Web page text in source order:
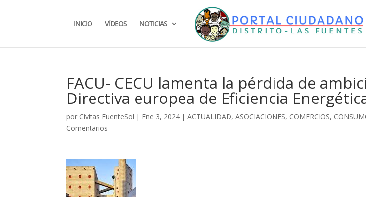
INICIO VÍDEOS NOTICIAS
FACU- CECU lamenta la pérdida de
Directiva europea de Eficiencia
por Civitas FuenteSol | Ene 3, 2024 |ACTUALIDAD,ASOCIACIONES, COMERCIOS,
Comentarios